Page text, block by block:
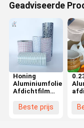
Geadviseerde
Honing
Aluminiumfolie
Afdichtfilm
Afdichtingsdiameters
Beste prijs